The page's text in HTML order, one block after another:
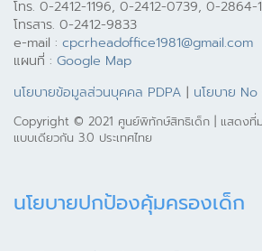
โทร. 0-2412-1196, 0-2412-0739, 0-2864-
โทรสาร. 0-2412-9833
e-mail : cpcrheadoffice1981@gmail.com
แผนที่ : Google Map
นโยบายข้อมูลส่วนบุคคล PDPA | นโยบาย
Copyright © 2021 ศูนย์พิทักษ์สิทธิเด็ก | แสดงที่ม
แบบเดียวกัน 3.0 ประเทศไทย
นโยบายปกป้องคุ้มครองเด็ก